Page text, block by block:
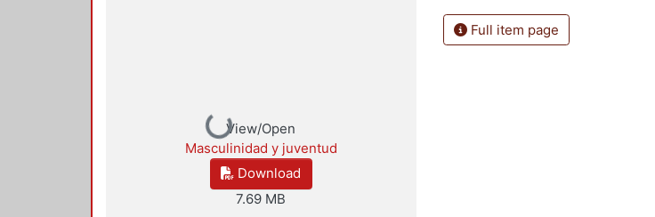
Loading...
View/Open
Masculinidad y juventud
Download
7.69 MB
Full item page